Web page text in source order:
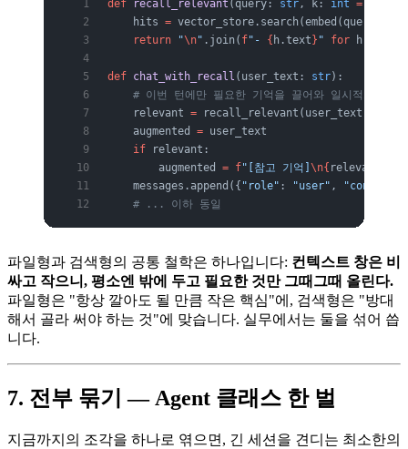
def recall_relevant (query: str, k: int =
    hits
= vector_store.search(embed(query),
    return
"\n" .join( f"- { h.text } " for h
def chat_with_recall (user_text: str):
# 이번 턴에만 필요한 기억을 끌어와 일시적으로 끼
    relevant
= recall_relevant(user_text)
    augmented
= user_text
    if
relevant:
        augmented
= f"[참고 기억] \n{ relevant
    messages.append({
"role" : "user" , "content"
    # ... 이하 동일
파일형과 검색형의 공통 철학은 하나입니다: 컨텍스트 창은 비
싸고 작으니, 평소엔 밖에 두고 필요한 것만 그때그때 올린다.
파일형은 "항상 깔아도 될 만큼 작은 핵심"에, 검색형은 "방대
해서 골라 써야 하는 것"에 맞습니다. 실무에서는 둘을 섞어 씁
니다.
7. 전부 묶기 — Agent 클래스 한 벌
지금까지의 조각을 하나로 엮으면, 긴 세션을 견디는 최소한의